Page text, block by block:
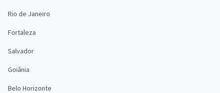
Rio de Janeiro
Fortaleza
Salvador
Goiânia
Belo Horizonte